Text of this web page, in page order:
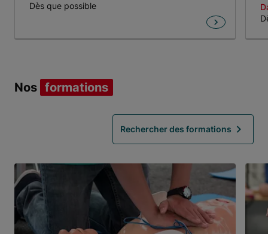
Dès que possible
Nos formations
Rechercher des formations